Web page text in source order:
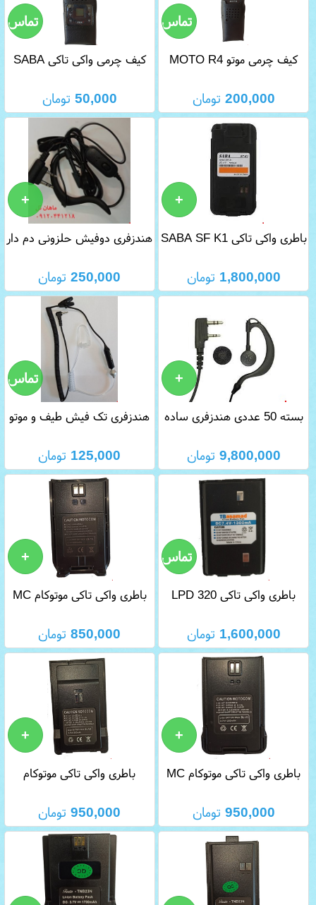
کیف چرمی موتو MOTO R4
200,000 تومان
کیف چرمی واکی تاکی SABA
50,000 تومان
باطری واکی تاکی SABA SF K1
1,800,000 تومان
هندزفری دوفیش حلزونی دم دار
250,000تومان
بسته 50 عددی هندزفری ساده
9,800,000 تومان
هندزفری تک فیش طیف و موتو
125,000 تومان
باطری واکی تاکی LPD 320
1,600,000 تومان
باطری واکی تاکی موتوکام MC
850,000تومان
باطری واکی تاکی موتوکام MC
950,000 تومان
باطری واکی تاکی موتوکام
950,000تومان